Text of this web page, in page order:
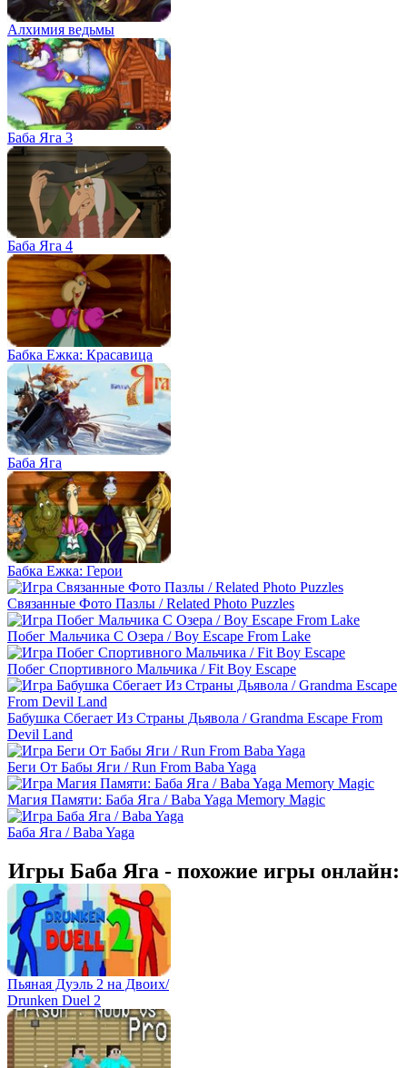
Алхимия ведьмы
Баба Яга 3
Баба Яга 4
Бабка Ежка: Красавица
Баба Яга
Бабка Ежка: Герои
Связанные Фото Пазлы / Related Photo Puzzles
Побег Мальчика С Озера / Boy Escape From Lake
Побег Спортивного Мальчика / Fit Boy Escape
Бабушка Сбегает Из Страны Дьявола / Grandma Escape From
Devil Land
Беги От Бабы Яги / Run From Baba Yaga
Магия Памяти: Баба Яга / Baba Yaga Memory Magic
Баба Яга / Baba Yaga
Игры Баба Яга - похожие игры онлайн:
Пьяная Дуэль 2 на Двоих/
Drunken Duel 2